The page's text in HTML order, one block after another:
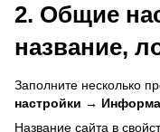
2. Общие
название,
Заполните несколько
настройки →
Название сайта в